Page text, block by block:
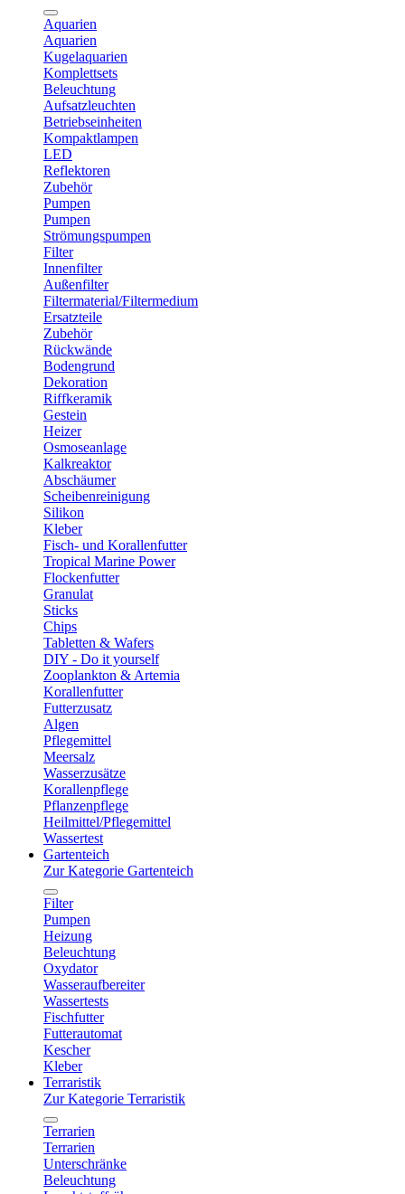
Aquarien
Aquarien
Kugelaquarien
Komplettsets
Beleuchtung
Aufsatzleuchten
Betriebseinheiten
Kompaktlampen
LED
Reflektoren
Zubehör
Pumpen
Pumpen
Strömungspumpen
Filter
Innenfilter
Außenfilter
Filtermaterial/Filtermedium
Ersatzteile
Zubehör
Rückwände
Bodengrund
Dekoration
Riffkeramik
Gestein
Heizer
Osmoseanlage
Kalkreaktor
Abschäumer
Scheibenreinigung
Silikon
Kleber
Fisch- und Korallenfutter
Tropical Marine Power
Flockenfutter
Granulat
Sticks
Chips
Tabletten & Wafers
DIY - Do it yourself
Zooplankton & Artemia
Korallenfutter
Futterzusatz
Algen
Pflegemittel
Meersalz
Wasserzusätze
Korallenpflege
Pflanzenpflege
Heilmittel/Pflegemittel
Wassertest
Gartenteich
Zur Kategorie Gartenteich
Filter
Pumpen
Heizung
Beleuchtung
Oxydator
Wasseraufbereiter
Wassertests
Fischfutter
Futterautomat
Kescher
Kleber
Terraristik
Zur Kategorie Terraristik
Terrarien
Terrarien
Unterschränke
Beleuchtung